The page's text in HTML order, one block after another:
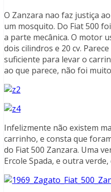
O Zanzara nao faz justiça
um mosquito. Do Fiat 500
a parte mecânica. O motor
dois cilindros e 20 cv.
suficiente para levar o
ao que parece, não foi
Infelizmente não existem
carrinho, e consta que
do Fiat 500 Zanzara. Uma
Ercole Spada, e outra